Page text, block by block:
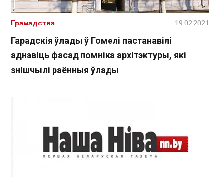
Гарадскія ўлады ў Гомелі пастанавілі
аднавіць фасад помніка архітэктуры, які
знішчылі раённыя ўлады
Грамадства 19.02.2021